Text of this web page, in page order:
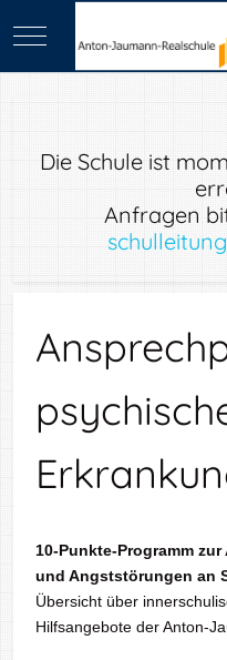
Mobile Menu Toggle
Die Schule ist
Anfragen
10-Punkte-Programm
und Angststörungen an
Übersicht über
Hilfsangebote der Anton-